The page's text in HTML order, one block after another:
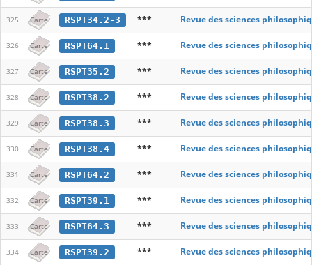
325 Carte RSPT34.2-3 *** Revue des sciences
326 Carte RSPT64.1 *** Revue des sciences
327 Carte RSPT35.2 *** Revue des sciences
328 Carte RSPT38.2 *** Revue des sciences
329 Carte RSPT38.3 *** Revue des sciences
330 Carte RSPT38.4 *** Revue des sciences
331 Carte RSPT64.2 *** Revue des sciences
332 Carte RSPT39.1 *** Revue des sciences
333 Carte RSPT64.3 *** Revue des sciences
334 Carte RSPT39.2 *** Revue des sciences